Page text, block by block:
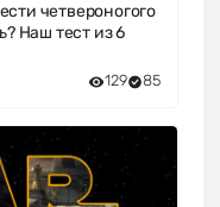
четвероногого
Наш тест из 6
129 85